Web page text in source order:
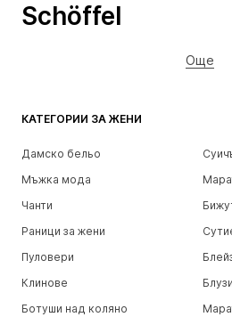
КАТЕГОРИИ ЗА ЖЕНИ
Дамско бельо
Мъжка мода
Чанти
Раници за жени
Пуловери
Клинове
Ботуши над коляно
Schöffel
Още